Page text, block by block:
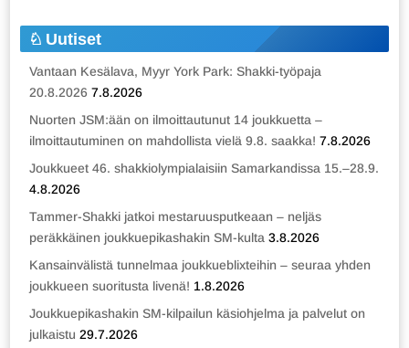
Uutiset
Vantaan Kesälava, Myyr York Park: Shakki-työpaja
20.8.2026 7.8.2026
Nuorten JSM:ään on ilmoittautunut 14 joukkuetta –
ilmoittautuminen on mahdollista vielä 9.8. saakka! 7.8.2026
Joukkueet 46. shakkiolympialaisiin Samarkandissa 15.–28.9.
4.8.2026
Tammer-Shakki jatkoi mestaruusputkeaan – neljäs
peräkkäinen joukkuepikashakin SM-kulta 3.8.2026
Kansainvälistä tunnelmaa joukkueblixteihin – seuraa yhden
joukkueen suoritusta livenä! 1.8.2026
Joukkuepikashakin SM-kilpailun käsiohjelma ja palvelut on
julkaistu 29.7.2026